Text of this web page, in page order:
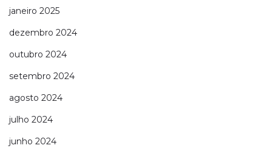
janeiro 2025
dezembro 2024
outubro 2024
setembro 2024
agosto 2024
julho 2024
junho 2024